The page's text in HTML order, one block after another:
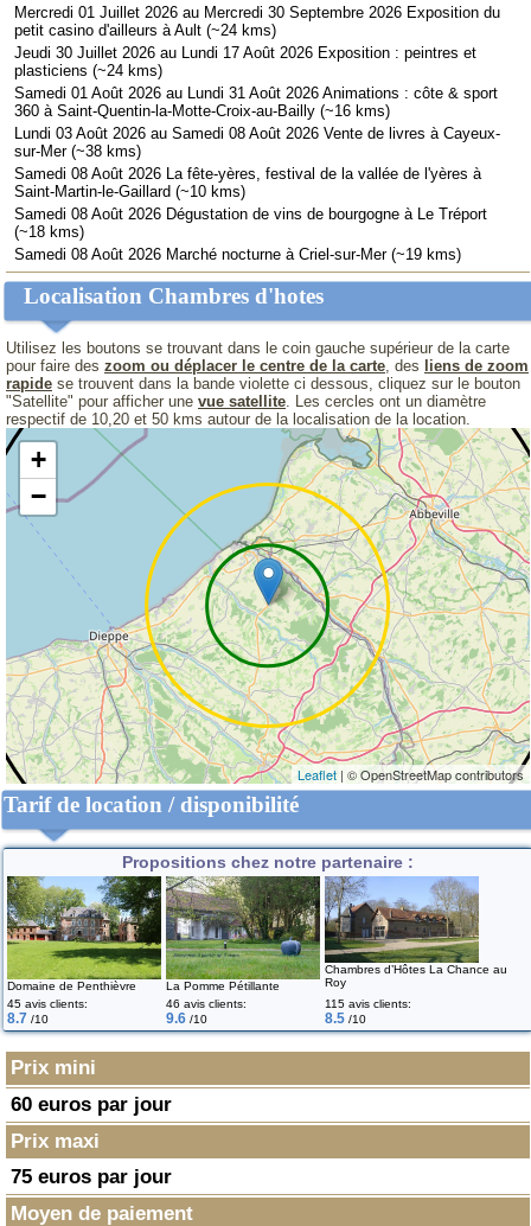
Mercredi 01 Juillet 2026 au Mercredi 30 Septembre 2026 Exposition du
petit casino d'ailleurs à Ault (~24 kms)
Jeudi 30 Juillet 2026 au Lundi 17 Août 2026 Exposition : peintres et
plasticiens (~24 kms)
Samedi 01 Août 2026 au Lundi 31 Août 2026 Animations : côte & sport
360 à Saint-Quentin-la-Motte-Croix-au-Bailly (~16 kms)
Lundi 03 Août 2026 au Samedi 08 Août 2026 Vente de livres à Cayeux-
sur-Mer (~38 kms)
Samedi 08 Août 2026 La fête-yères, festival de la vallée de l'yères à
Saint-Martin-le-Gaillard (~10 kms)
Samedi 08 Août 2026 Dégustation de vins de bourgogne à Le Tréport
(~18 kms)
Samedi 08 Août 2026 Marché nocturne à Criel-sur-Mer (~19 kms)
Localisation Chambres d'hotes
Utilisez les boutons se trouvant dans le coin gauche supérieur de la carte
pour faire des zoom ou déplacer le centre de la carte, des
liens de zoom
rapide se trouvent dans la bande violette ci dessous, cliquez sur le bouton
"Satellite" pour afficher une vue satellite. Les cercles ont un diamètre
respectif de 10,20 et 50 kms autour de la localisation de la location.
+
−
Leaflet | © OpenStreetMap contributors
Tarif de location / disponibilité
Propositions chez notre partenaire :
Domaine de Penthièvre La Pomme Pétillante
Chambres d’Hôtes La Chance au
Roy
45 avis clients:
8.7 /10
46 avis clients:
9.6 /10
115 avis clients:
8.5 /10
Prix mini
60 euros par jour
Prix maxi
75 euros par jour
Moyen de paiement